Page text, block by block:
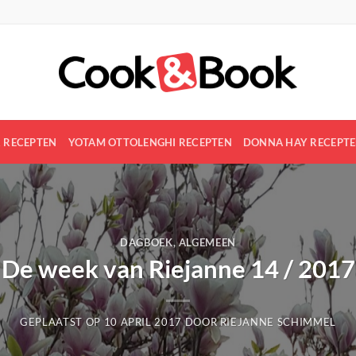
YOTAM OTTOLENGHI RECEPTEN DONNA HAY
DAGBOEK,ALGEMEEN
De week van Riejanne 14 / 2017
GEPLAATST OP10 APRIL 2017 DOORRIEJANNE SCHIMMEL